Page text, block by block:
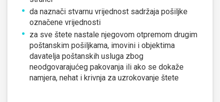
da naznači stvarnu vrijednost sadržaja pošiljke
označene vrijednosti
za sve štete nastale njegovom otpremom drugim
poštanskim pošiljkama, imovini i objektima
davatelja poštanskih usluga zbog
neodgovarajućeg pakovanja ili ako se dokaže
namjera, nehat i krivnja za uzrokovanje štete